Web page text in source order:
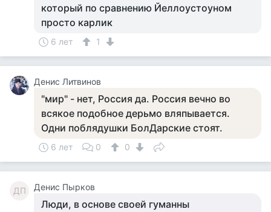
который по сравнению Йеллоустоуном
просто карлик
6 лет 1
Денис Литвинов
"мир" - нет, Россия да. Россия вечно во
всякое подобное дерьмо вляпывается.
Одни поблядушки БолДарские стоят.
6 лет 0 0
ДП Денис Пырков
Люди, в основе своей гуманны